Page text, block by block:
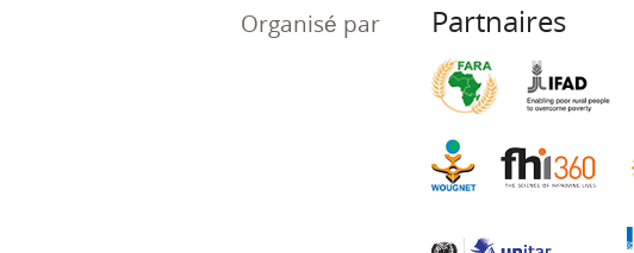
Organisé par Partnaires